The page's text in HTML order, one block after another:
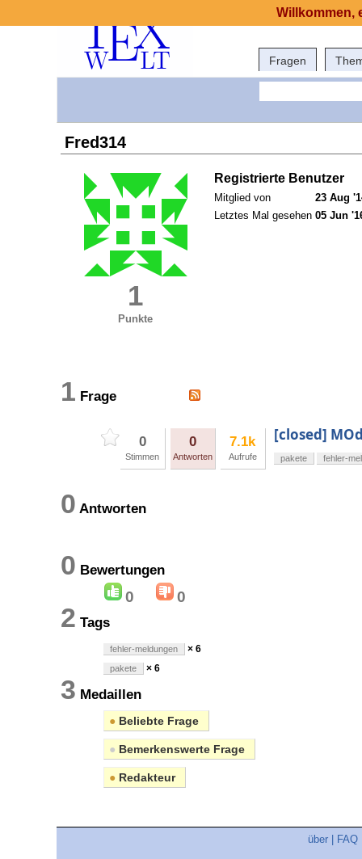
Fragen
Fred314
1
Punkte
Registrierte Benutzer
Mitglied von
23 Aug
Letztes Mal gesehen 05 Jun
1 Frage
0
Stimmen
0
Antworten
7.1k
Aufrufe
[closed]
pakete fehler-
0 Antworten
0 Bewertungen
0 0
2 Tags
fehler-meldungen × 6
pakete × 6
3 Medaillen
● Beliebte Frage
● Bemerkenswerte Frage
● Redakteur
über FAQ
Willkommen,